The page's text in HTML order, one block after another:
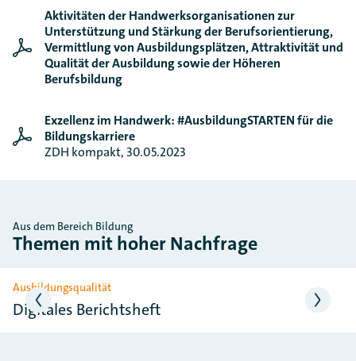
Handwerkskammer für Oberfranken
Kerschensteinerstr. 7
95448 Bayreuth
Handwerkskammer Berlin
10961 Berlin
Handwerkskammer Ostwestfalen-Lippe zu Bielefeld
Handwerkskammer Braunschweig-Lüneburg-Stade
Dahlenburger Landstraße 62
Handwerkskammer Bremen
Aktivitäten der Handwerksorganisationen zur
Unterstützung und Stärkung der Berufsorientierung,
Vermittlung von Ausbildungsplätzen, Attraktivität und
Qualität der Ausbildung sowie der Höheren
Berufsbildung
Exzellenz im Handwerk: #AusbildungSTARTEN für die
Bildungskarriere
ZDH kompakt, 30.05.2023
Aus dem Bereich Bildung
Themen mit hoher Nachfrage
Slider überspringen
Ausbildungsqualität
Digitales Berichtsheft